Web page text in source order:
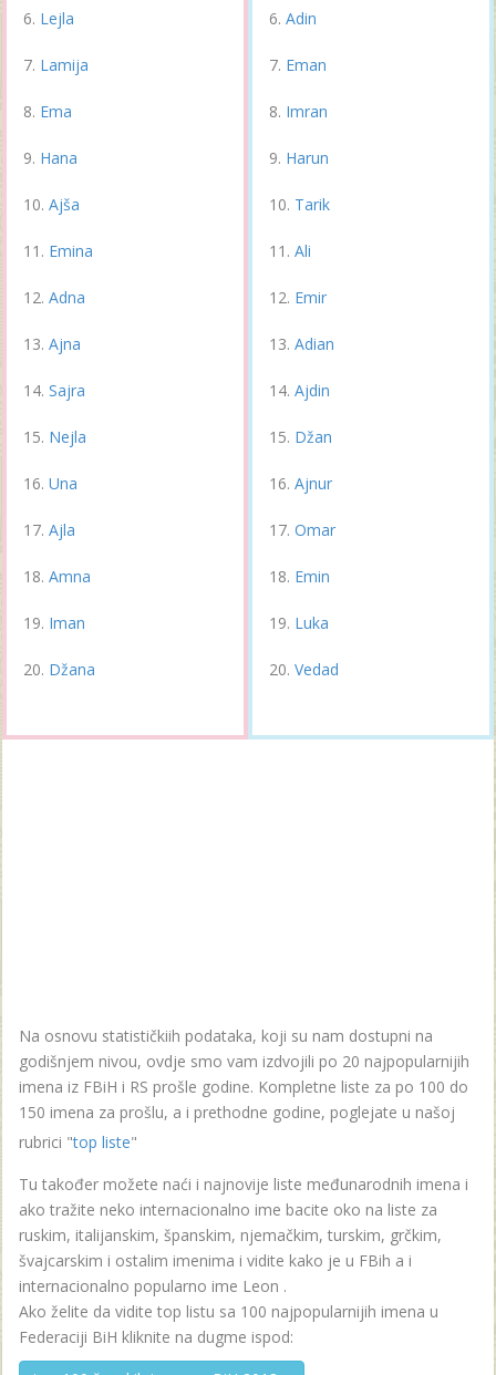
Lejla
Lamija
Ema
Hana
Ajša
Emina
Adna
Ajna
Sajra
Nejla
Una
Ajla
Amna
Iman
Džana
Adin
Eman
Imran
Harun
Tarik
Ali
Emir
Adian
Ajdin
Džan
Ajnur
Omar
Emin
Luka
Vedad
Na osnovu statističkiih podataka, koji su nam dostupni na
godišnjem nivou, ovdje smo vam izdvojili po 20 najpopularnijih
imena iz FBiH i RS prošle godine. Kompletne liste za po 100 do
150 imena za prošlu, a i prethodne godine, poglejate u našoj
rubrici "top liste"
Tu također možete naći i najnovije liste međunarodnih imena i
ako tražite neko internacionalno ime bacite oko na liste za
ruskim, italijanskim, španskim, njemačkim, turskim, grčkim,
švajcarskim i ostalim imenima i vidite kako je u FBih a i
internacionalno popularno ime Leon .
Ako želite da vidite top listu sa 100 najpopularnijih imena u
Federaciji BiH kliknite na dugme ispod: